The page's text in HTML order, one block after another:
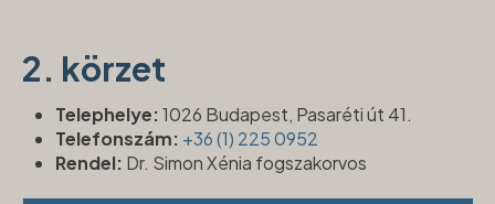
2. körzet
Telephelye:1026 Budapest, Pasaréti út 41.
Telefonszám: +36 (1) 225 0952
Rendel: Dr. Simon Xénia fogszakorvos